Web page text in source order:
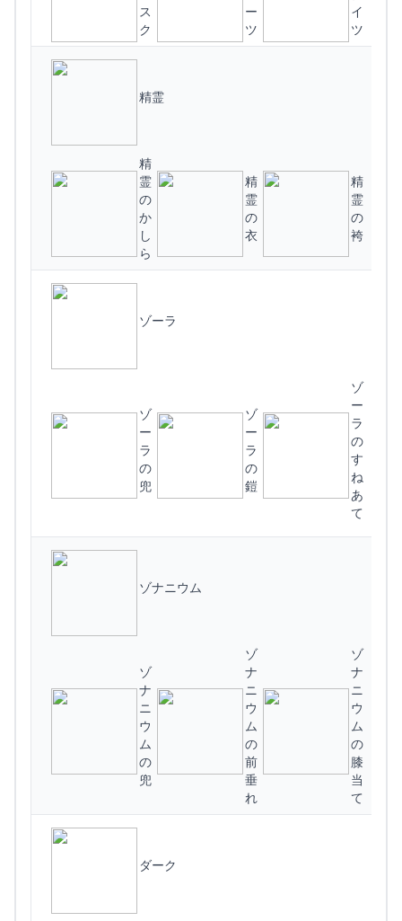
ス
ク
ー
ツ
イ
ツ
精霊
精
霊
の
か
し
ら
精
霊
の
衣
精
霊
の
袴
ゾーラ
ゾ
ー
ラ
の
兜
ゾ
ー
ラ
の
鎧
ゾ
ー
ラ
の
す
ね
あ
て
ゾナニウム
ゾ
ナ
ニ
ウ
ム
の
兜
ゾ
ナ
ニ
ウ
ム
の
前
垂
れ
ゾ
ナ
ニ
ウ
ム
の
膝
当
て
ダーク